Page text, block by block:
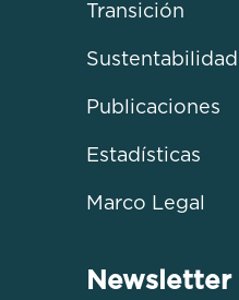
Transición
Sustentabilidad
Publicaciones
Estadísticas
Marco Legal
Newsletter